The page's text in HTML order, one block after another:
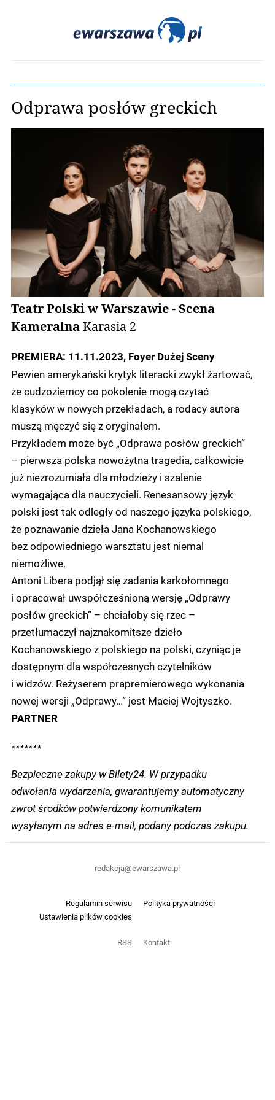
Odprawa posłów greckich
Teatr Polski w Warszawie - Scena
KameralnaKarasia 2
PREMIERA: 11.11.2023, Foyer Dużej Sceny
Pewien amerykański krytyk literacki zwykł żartować,
że cudzoziemcy co pokolenie mogą czytać
klasyków w nowych przekładach, a rodacy autora
muszą męczyć się z oryginałem.
Przykładem może być „Odprawa posłów greckich”
– pierwsza polska nowożytna tragedia, całkowicie
już niezrozumiała dla młodzieży i szalenie
wymagająca dla nauczycieli. Renesansowy język
polski jest tak odległy od naszego języka polskiego,
że poznawanie dzieła Jana Kochanowskiego
bez odpowiedniego warsztatu jest niemal
niemożliwe.
Antoni Libera podjął się zadania karkołomnego
i opracował uwspółcześnioną wersję „Odprawy
posłów greckich” – chciałoby się rzec –
przetłumaczył najznakomitsze dzieło
Kochanowskiego z polskiego na polski, czyniąc je
dostępnym dla współczesnych czytelników
i widzów. Reżyserem prapremierowego wykonania
nowej wersji „Odprawy…” jest Maciej Wojtyszko.
PARTNER
*******
Bezpieczne zakupy w Bilety24. W przypadku
odwołania wydarzenia, gwarantujemy automatyczny
zwrot środków potwierdzony komunikatem
wysyłanym na adres e-mail, podany podczas zakupu.
Regulamin serwisu
Polityka prywatności
Ustawienia plików cookies
RSS Kontakt
redakcja@ewarszawa.pl